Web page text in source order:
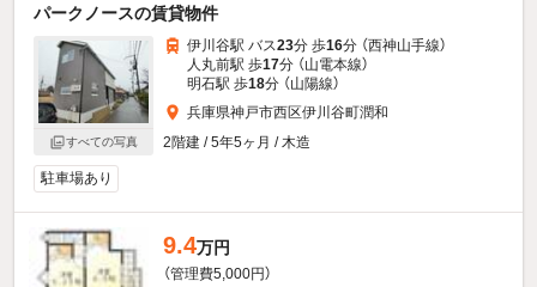
パークノースの賃貸物件
すべての写真
伊川谷駅 バス23分 歩16分 （西神山手線）
人丸前駅 歩17分 （山電本線）
明石駅 歩18分 （山陽線）
兵庫県神戸市西区伊川谷町潤和
2階建 / 5年5ヶ月 / 木造
駐車場あり
9.4万円
（管理費5,000円）